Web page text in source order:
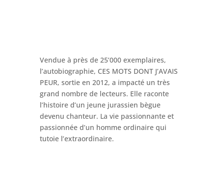
Vendue à près de 25’000 exemplaires,
l’autobiographie, CES MOTS DONT J’AVAIS
PEUR, sortie en 2012, a impacté un très
grand nombre de lecteurs. Elle raconte
l’histoire d’un jeune jurassien bègue
devenu chanteur. La vie passionnante et
passionnée d’un homme ordinaire qui
tutoie l’extraordinaire.